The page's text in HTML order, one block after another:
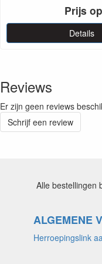
Prijs
Details
Reviews
Er zijn geen reviews
Schrijf een review
Alle bestellingen
ALGEMENE
Herroepingslink